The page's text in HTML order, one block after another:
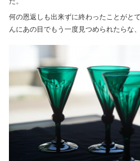
何の恩返しも出来ずに終わったことがと
んにあの目でもう一度見つめられたらな